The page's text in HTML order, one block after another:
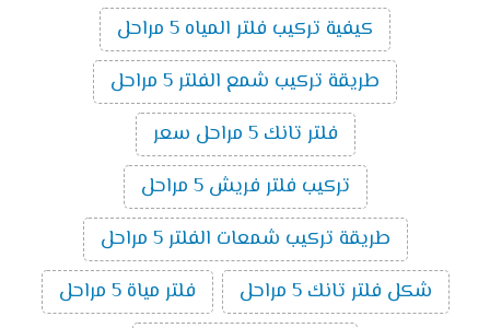
كيفية تركيب فلتر المياه 5 مراحل
طريقة تركيب شمع الفلتر 5 مراحل
فلتر تانك 5 مراحل سعر
تركيب فلتر فريش 5 مراحل
طريقة تركيب شمعات الفلتر 5 مراحل
شكل فلتر تانك 5 مراحل
فلتر مياة 5 مراحل